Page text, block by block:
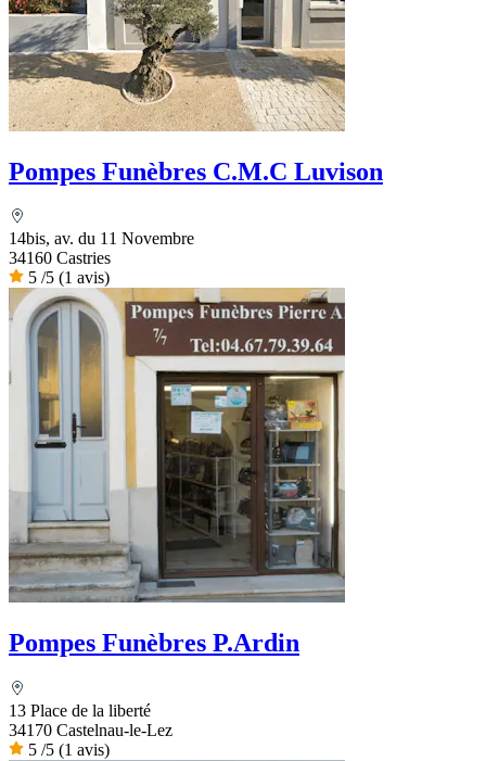
Pompes Funèbres C.M.C Luvison
14bis, av. du 11 Novembre
34160 Castries
5 /5 (1 avis)
Pompes Funèbres P.Ardin
13 Place de la liberté
34170 Castelnau-le-Lez
5 /5 (1 avis)